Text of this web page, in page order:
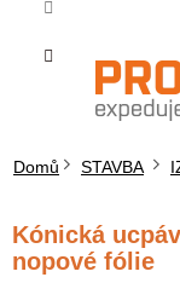
obsah
Domů STAVBA
Kónická
nopové fólie